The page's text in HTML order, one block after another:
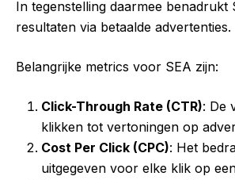
In tegenstelling daarmee benadrukt
resultaten via betaalde advertenties.
Belangrijke metrics voor SEA zijn:
Click-Through Rate (CTR): De
klikken tot vertoningen op
Cost Per Click (CPC): Het
uitgegeven voor elke klik op